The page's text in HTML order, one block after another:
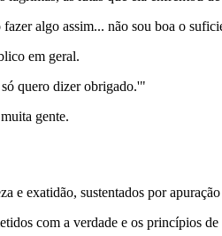
algo assim... não sou boa o
em geral.
quero dizer obrigado.'"
gente.
e exatidão, sustentados por
com a verdade e os princípios